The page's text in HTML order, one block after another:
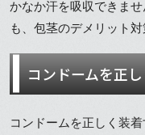
かなか汗を吸収できま
も、包茎のデメリット対
コンドームを正
コンドームを正しく装